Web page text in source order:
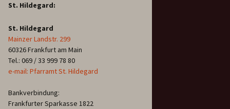
St. Hildegard:
St. Hildegard
Mainzer Landstr. 299
60326 Frankfurt am Main
Tel.: 069 / 33 999 78 80
e-mail: Pfarramt St. Hildegard
Bankverbindung:
Frankfurter Sparkasse 1822